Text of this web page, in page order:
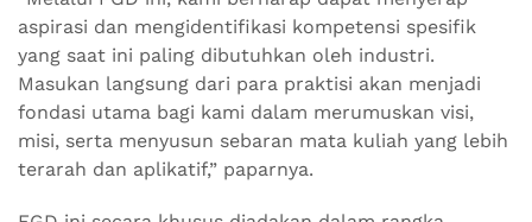
aspirasi dan mengidentifikasi kompetensi spesifik
yang saat ini paling dibutuhkan oleh industri.
Masukan langsung dari para praktisi akan menjadi
fondasi utama bagi kami dalam merumuskan visi,
misi, serta menyusun sebaran mata kuliah yang lebih
terarah dan aplikatif,” paparnya.